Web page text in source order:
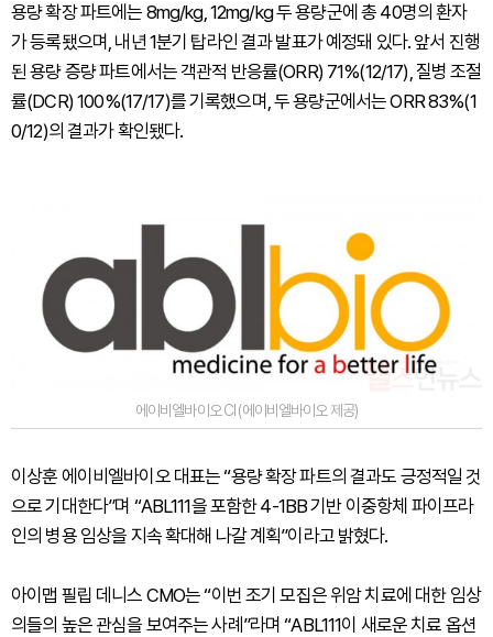
용량 확장 파트에는 8mg/kg, 12mg/kg 두 용량군에 총 40명의 환자
가 등록됐으며, 내년 1분기 탑라인 결과 발표가 예정돼 있다. 앞서 진행
된 용량 증량 파트에서는 객관적 반응률(ORR) 71%(12/17), 질병 조절
률(DCR) 100%(17/17)를 기록했으며, 두 용량군에서는 ORR 83%(1
0/12)의 결과가 확인됐다.
에이비엘바이오 CI (에이비엘바이오 제공)
이상훈 에이비엘바이오 대표는 “용량 확장 파트의 결과도 긍정적일 것
으로 기대한다”며 “ABL111을 포함한 4-1BB 기반 이중항체 파이프라
인의 병용 임상을 지속 확대해 나갈 계획”이라고 밝혔다.
아이맵 필립 데니스 CMO는 “이번 조기 모집은 위암 치료에 대한 임상
의들의 높은 관심을 보여주는 사례”라며 “ABL111이 새로운 치료 옵션